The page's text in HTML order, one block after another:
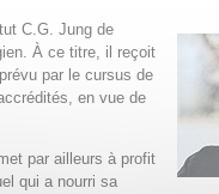
C.G. Jung de
À ce titre, il reçoit
par le cursus de
en vue de
par ailleurs à profit
qui a nourri sa